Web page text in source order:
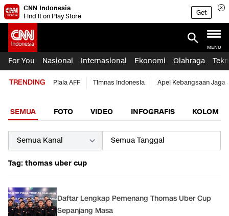
CNN Indonesia
Find it on Play Store
Get
MENU
For You Nasional Internasional Ekonomi Olahraga
TRENDING Piala AFF Timnas Indonesia Apel Kebangsaan Jaga
SEMUA FOTO VIDEO INFOGRAFIS KOLOM
Tag: thomas uber cup
Daftar Lengkap Pemenang Thomas Uber Cup
Sepanjang Masa